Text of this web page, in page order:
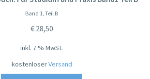
Band 1, Teil B
€28,50
inkl. 7 % MwSt.
kostenloserVersand